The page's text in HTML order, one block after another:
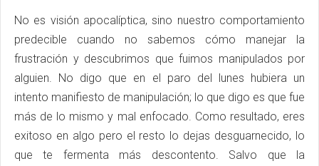
No es visión apocalíptica, sino nuestro comportamiento
predecible cuando no sabemos cómo manejar la
frustración y descubrimos que fuimos manipulados por
alguien. No digo que en el paro del lunes hubiera un
intento manifiesto de manipulación; lo que digo es que fue
más de lo mismo y mal enfocado. Como resultado, eres
exitoso en algo pero el resto lo dejas desguarnecido, lo
que te fermenta más descontento. Salvo que la